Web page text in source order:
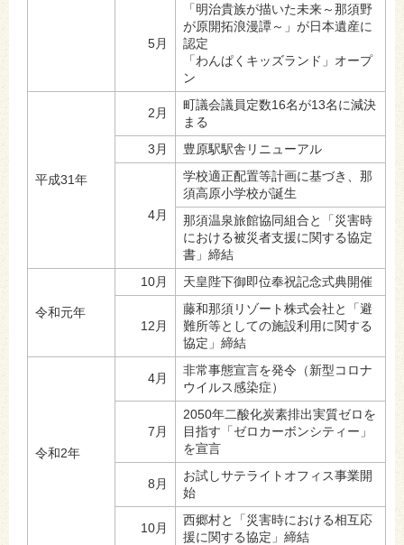
5月
「明治貴族が描いた未来～那須野
が原開拓浪漫譚～」が日本遺産に
認定
「わんぱくキッズランド」オープ
ン
平成31年
2月
町議会議員定数16名が13名に減決
まる
3月
豊原駅駅舎リニューアル
4月
学校適正配置等計画に基づき、那
須高原小学校が誕生
那須温泉旅館協同組合と「災害時
における被災者支援に関する協定
書」締結
令和元年
10月 天皇陛下御即位奉祝記念式典開催
12月
藤和那須リゾート株式会社と「避
難所等としての施設利用に関する
協定」締結
令和2年
4月
非常事態宣言を発令（新型コロナ
ウイルス感染症）
7月
2050年二酸化炭素排出実質ゼロを
目指す「ゼロカーボンシティー」
を宣言
8月
お試しサテライトオフィス事業開
始
10月
西郷村と「災害時における相互応
援に関する協定」締結